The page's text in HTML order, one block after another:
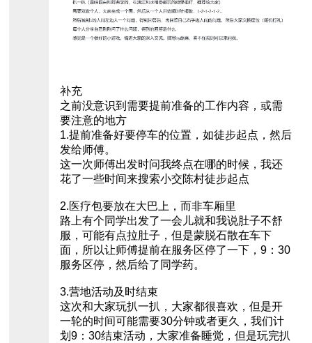
补充
之前没意识到需要提前准备的工作内容，或需
要注意的地方
1.提前准备好要停车的位置，如徒步起点，然后
发给师傅。
这一次师傅出发时问我终点在哪的时候，我还
花了一些时间来搜索小交陈村徒步起点
2.医疗包要放在大巴上，而非车厢里
路上有个同学出发了一会儿就和我说肚子不舒
服，可能有点拉肚子，但是蒙脱石散在车下
面，所以让师傅提前在服务区停了一下，9：30
服务区停，然后给了同学药。
3.营地活动及时结束
这次和大家玩扒一扒，大家都很喜欢，但是开
一轮的时间可能需要30分钟或者更久，我们计
划9：30结束活动，大家准备睡觉，但是玩完扒